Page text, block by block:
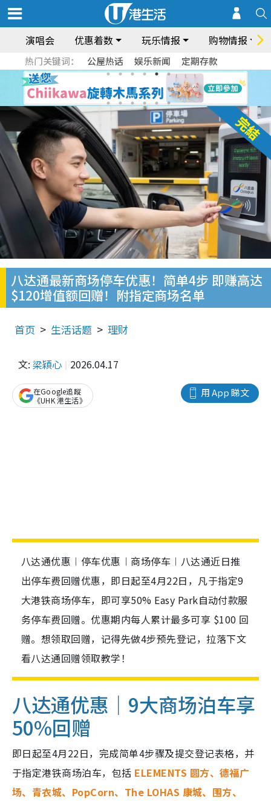
演唱会 优惠着数 玩乐情报 购物情报
热门关键词： 公屋热话 娱乐新闻 定期存款
八达通最新商场停车优惠！简单4步 即赚高达
$120增值额回赠！附指定商场名单
首页 生活话题 理财
文: 梁穎心 2026.04.17
用 App 睇文
在Google追蹤
《UHK 港生活》
八达通优惠︱停车优惠︱商场停车︱八达通近日推
出停车费回赠优惠，即日起至4月22日，凡于指定9
大港铁商场停车，即可享50% Easy Park自动付款服
务停车费回赠。优惠期内每人累计最多可享 $100 回
赠。想领取回赠，记得先做4步预先登记，拉落下文
看八达通回赠领取教学！
八达通优惠｜9大商场泊车享
50%回赠
即日起至4月22日，完成简单4步骤及提交登记表格，并
于指定港铁商场泊车，包括 ELEMENTS 圆方、德福广
场、青衣城、PopCorn、The LOHAS 康城、围方、